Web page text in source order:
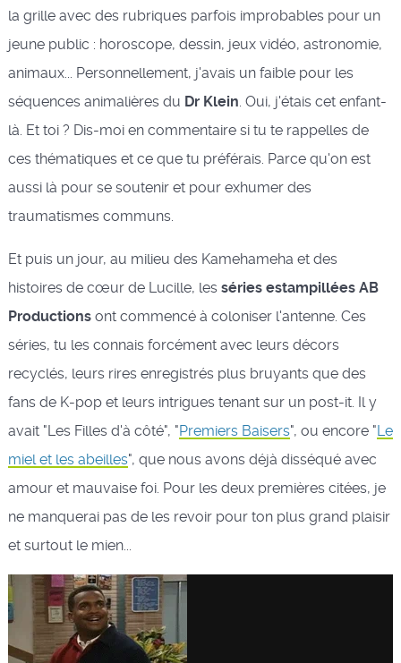
la grille avec des rubriques parfois improbables pour un
jeune public : horoscope, dessin, jeux vidéo, astronomie,
animaux... Personnellement, j'avais un faible pour les
séquences animalières du Dr Klein. Oui, j'étais cet enfant-
là. Et toi ? Dis-moi en commentaire si tu te rappelles de
ces thématiques et ce que tu préférais. Parce qu'on est
aussi là pour se soutenir et pour exhumer des
traumatismes communs.
Et puis un jour, au milieu des Kamehameha et des
histoires de cœur de Lucille, les séries estampillées AB
Productionsont commencé à coloniser l'antenne. Ces
séries, tu les connais forcément avec leurs décors
recyclés, leurs rires enregistrés plus bruyants que des
fans de K-pop et leurs intrigues tenant sur un post-it. Il y
avait "Les Filles d'à côté", "Premiers Baisers", ou encore "Le
miel et les abeilles", que nous avons déjà disséqué avec
amour et mauvaise foi. Pour les deux premières citées, je
ne manquerai pas de les revoir pour ton plus grand plaisir
et surtout le mien...